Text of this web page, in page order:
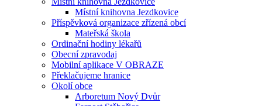
Místní knihovna Jezdkovice
Příspěvková organizace zřízená obcí
Mateřská škola
Ordinační hodiny lékařů
Obecní zpravodaj
Mobilní aplikace V OBRAZE
Překlačujeme hranice
Okolí obce
Arboretum Nový Dvůr